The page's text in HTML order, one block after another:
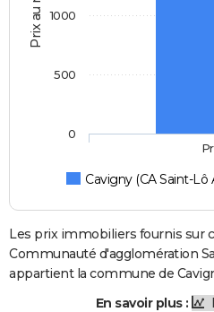
Prix au m2
Cavigny (CA Saint-Lô
0
500
1000
Les prix immobiliers fournis sur
Communauté d'agglomération
appartient la commune de
En savoir plus :